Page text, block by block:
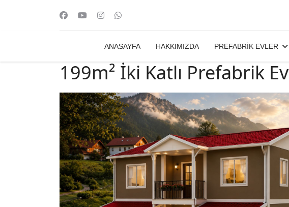
ANASAYFA HAKKIMIZDA PREFABRİK EVLER
199m² İki Katlı Prefabrik Ev